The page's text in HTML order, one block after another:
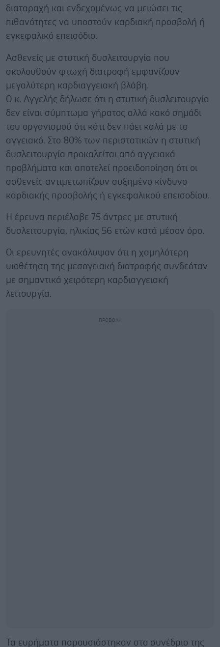
διαταραχή και ενδεχομένως να μειώσει τις
πιθανότητες να υποστούν καρδιακή προσβολή ή
εγκεφαλικό επεισόδιο.
Ασθενείς με στυτική δυσλειτουργία που
ακολουθούν φτωχή διατροφή εμφανίζουν
μεγαλύτερη καρδιαγγειακή βλάβη.
Ο κ. Αγγελής δήλωσε ότι η στυτική δυσλειτουργία
δεν είναι σύμπτωμα γήρατος αλλά κακό σημάδι
του οργανισμού ότι κάτι δεν πάει καλά με το
αγγειακό. Στο 80% των περιστατικών η στυτική
δυσλειτουργία προκαλείται από αγγειακά
προβλήματα και αποτελεί προειδοποίηση ότι οι
ασθενείς αντιμετωπίζουν αυξημένο κίνδυνο
καρδιακής προσβολής ή εγκεφαλικού επεισοδίου.
Η έρευνα περιέλαβε 75 άντρες με στυτική
δυσλειτουργία, ηλικίας 56 ετών κατά μέσον όρο.
Οι ερευνητές ανακάλυψαν ότι η χαμηλότερη
υιοθέτηση της μεσογειακή διατροφής συνδεόταν
με σημαντικά χειρότερη καρδιαγγειακή
λειτουργία.
Τα ευρήματα παρουσιάστηκαν στο συνέδριο της